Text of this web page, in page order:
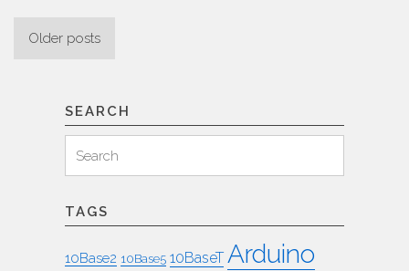
Posts
Older posts
SEARCH
for:
Search
TAGS
10Base2 10Base5 10BaseT Arduino